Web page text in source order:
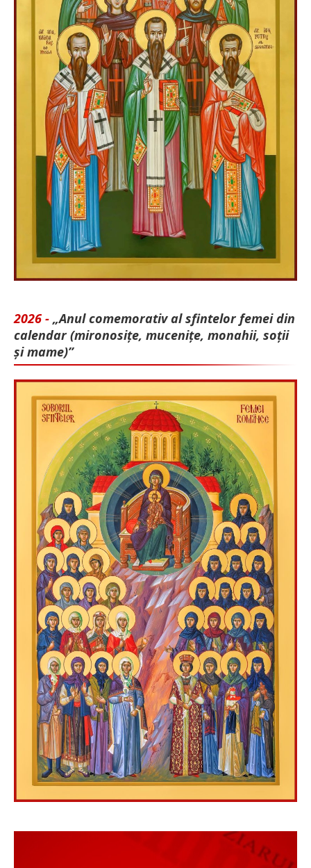
2026 - „Anul comemorativ al sfintelor femei din
calendar (mironosițe, mu­cenițe, monahii, soții
și mame)”